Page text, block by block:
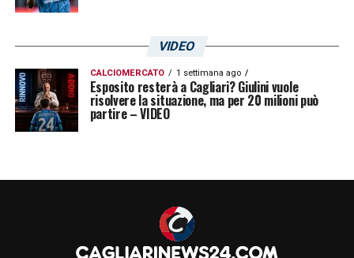
VIDEO
CALCIOMERCATO 1 settimana ago
Esposito resterà a Cagliari? Giulini vuole
risolvere la situazione, ma per 20 milioni può
partire – VIDEO